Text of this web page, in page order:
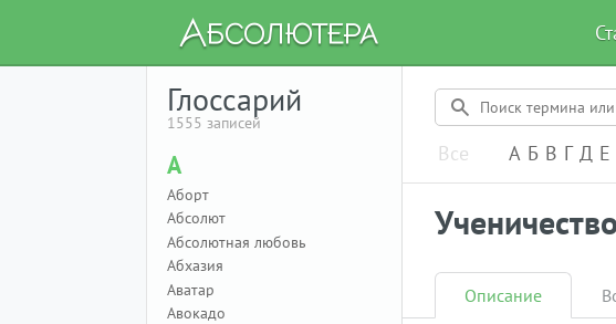
Глоссарий
1555 записей
А
Аборт
Абсолют
Абсолютная любовь
Абхазия
Аватар
Авокадо
Все А-Я
А Б В Г Д Е
Ученичество
Описание